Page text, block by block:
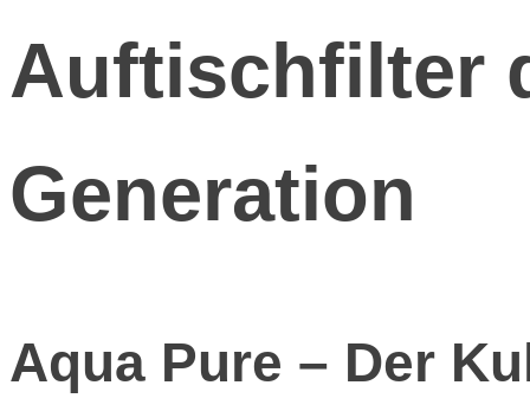
Auftischfilter
Generation
Aqua Pure – Der